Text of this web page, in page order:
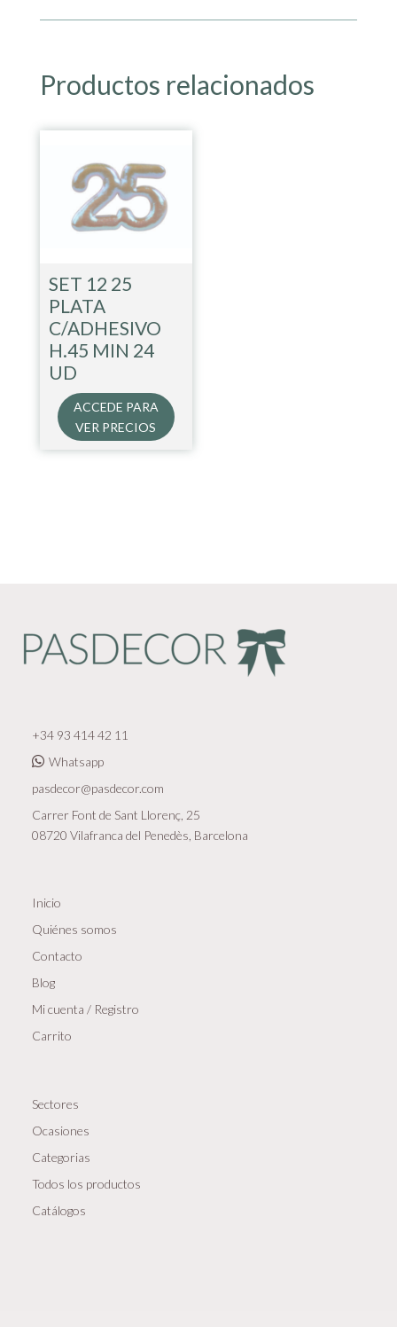
Productos relacionados
SET 12 25
PLATA
C/ADHESIVO
H.45 MIN 24
UD
ACCEDE PARA
VER PRECIOS
+34 93 414 42 11
Whatsapp
pasdecor@pasdecor.com
Carrer Font de Sant Llorenç, 25
08720 Vilafranca del Penedès, Barcelona
Inicio
Quiénes somos
Contacto
Blog
Mi cuenta / Registro
Carrito
Sectores
Ocasiones
Categorias
Todos los productos
Catálogos